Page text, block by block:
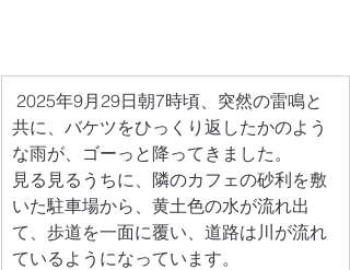
2025年9月29日朝7時頃、突然の雷鳴と
共に、バケツをひっくり返したかのよう
な雨が、ゴーっと降ってきました。
見る見るうちに、隣のカフェの砂利を敷
いた駐車場から、黄土色の水が流れ出
て、歩道を一面に覆い、道路は川が流れ
ているようになっています。